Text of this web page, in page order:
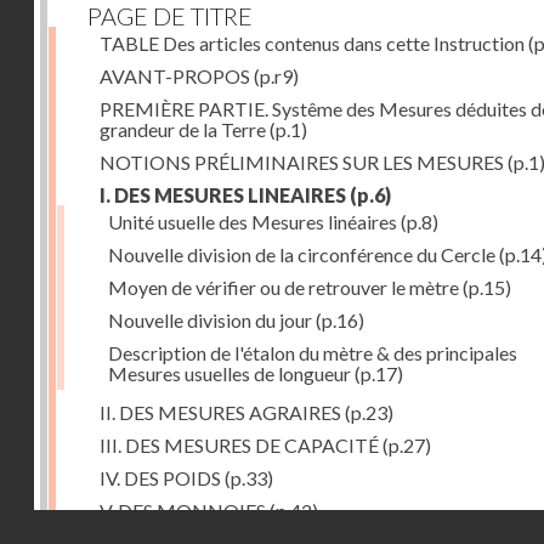
PAGE DE TITRE
TABLE Des articles contenus dans cette Instruction
AVANT-PROPOS (p.r9)
PREMIÈRE PARTIE. Systême des Mesures déduites
grandeur de la Terre(p.1)
NOTIONS PRÉLIMINAIRES SUR LES MESURES (p.1)
I. DES MESURES LINEAIRES (p.6)
Unité usuelle des Mesures linéaires (p.8)
Nouvelle division de la circonférence du Cercle
Moyen de vérifier ou de retrouver le mètre(p.15)
Nouvelle division du jour(p.16)
Description de l'étalon du mètre & des principales
Mesures usuelles de longueur(p.17)
II. DES MESURES AGRAIRES (p.23)
III. DES MESURES DE CAPACITÉ(p.27)
IV. DES POIDS (p.33)
V. DES MONNOIES(p.42)